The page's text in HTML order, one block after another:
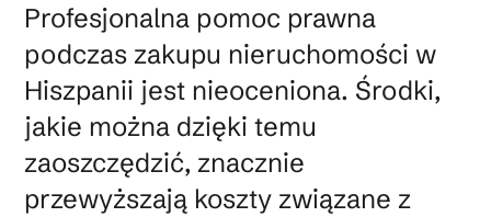
Profesjonalna pomoc prawna
podczas zakupu nieruchomości w
Hiszpanii jest nieoceniona. Środki,
jakie można dzięki temu
zaoszczędzić, znacznie
przewyższają koszty związane z